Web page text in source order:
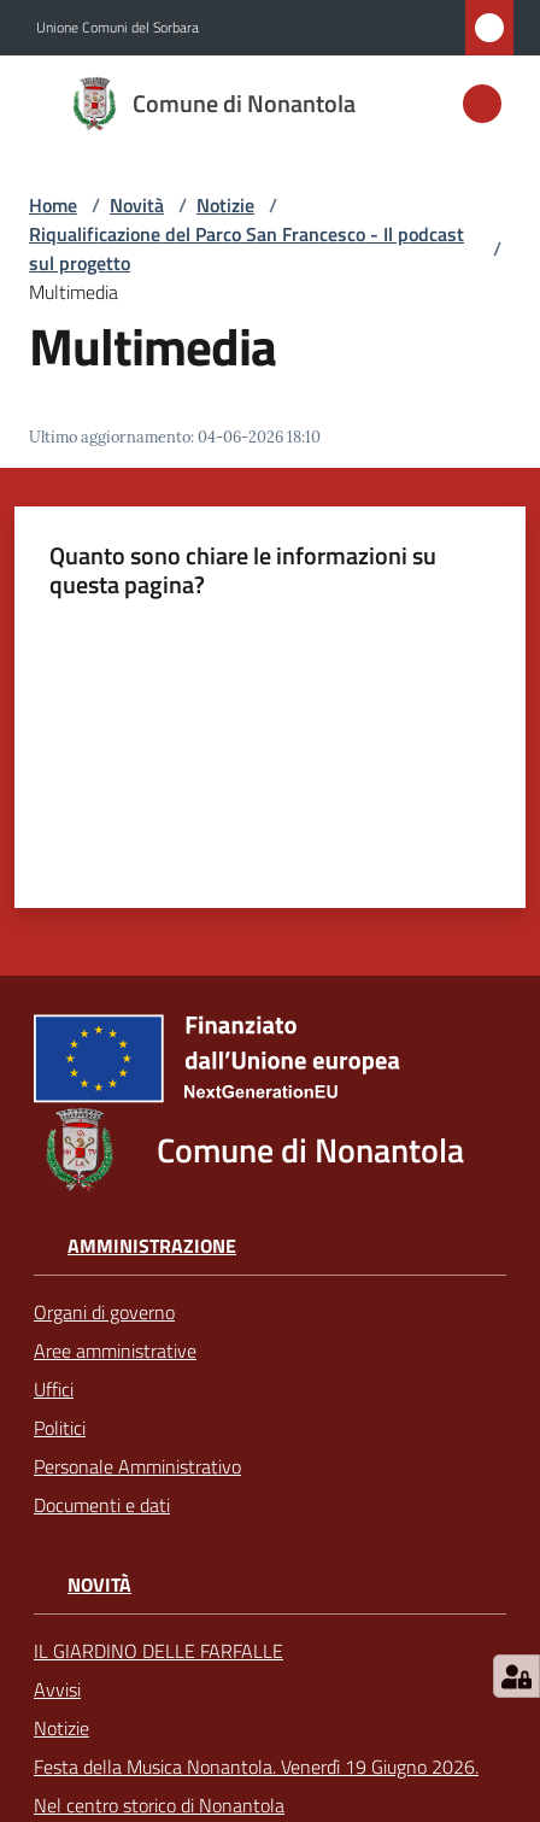
Unione Comuni del Sorbara
Comune di Nonantola
Comune di
Nonantola
Amministrazione
Novità
Servizi
Nonantola
Tutti
Home / Novità / Notizie /
Riqualificazione del Parco San Francesco - Il podcast
sul progetto
/
Multimedia
Multimedia
Ultimo aggiornamento:04-06-2026 18:10
Quanto sono chiare le informazioni su
questa pagina?
Comune di Nonantola
AMMINISTRAZIONE
Organi di governo
Aree amministrative
Uffici
Politici
Personale Amministrativo
Documenti e dati
NOVITÀ
IL GIARDINO DELLE FARFALLE
Avvisi
Notizie
Festa della Musica Nonantola. Venerdì 19 Giugno 2026.
Nel centro storico di Nonantola